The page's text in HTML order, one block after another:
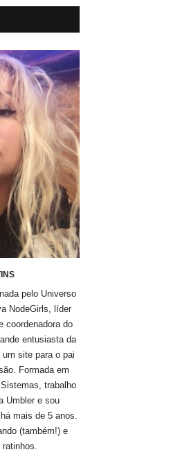
pelo Universo
NodeGirls, líder
coordenadora do
entusiasta da
site para o pai
Formada em
trabalho
Umbler e sou
mais de 5 anos.
(também!) e